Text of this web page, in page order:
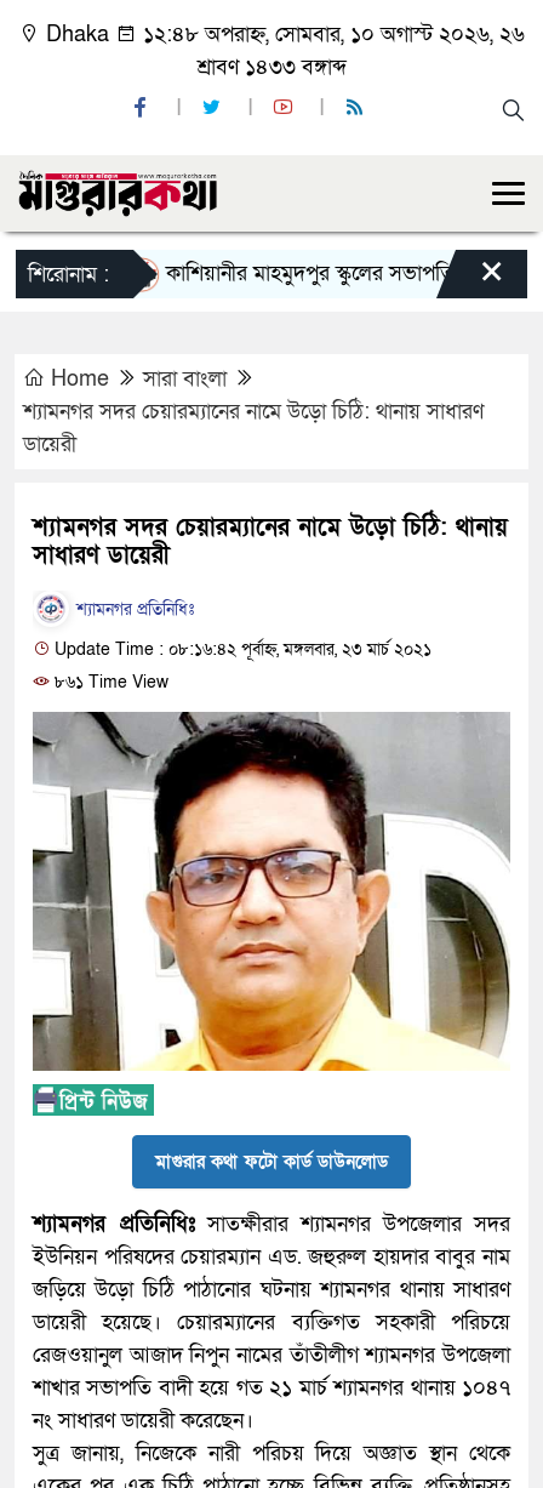
Dhaka
১২:৪৮ অপরাহ্ন, সোমবার, ১০ অগাস্ট ২০২৬, ২৬
শ্রাবণ ১৪৩৩ বঙ্গাব্দ
শিরোনাম : কাশিয়ানীর মাহমুদপুর স্কুলের সভাপতি হলেন গোবিন্দ
×
Home
সারা বাংলা
শ্যামনগর সদর চেয়ারম্যানের নামে উড়ো চিঠি: থানায় সাধারণ
ডায়েরী
শ্যামনগর সদর চেয়ারম্যানের নামে উড়ো চিঠি: থানায়
সাধারণ ডায়েরী
শ্যামনগর প্রতিনিধিঃ
Update Time : ০৮:১৬:৪২ পূর্বাহ্ন, মঙ্গলবার, ২৩ মার্চ ২০২১
৮৬১ Time View
মাগুরার কথা ফটো কার্ড ডাউনলোড
শ্যামনগর প্রতিনিধিঃসাতক্ষীরার শ্যামনগর উপজেলার সদর
ইউনিয়ন পরিষদের চেয়ারম্যান এড. জহুরুল হায়দার বাবুর নাম
জড়িয়ে উড়ো চিঠি পাঠানোর ঘটনায় শ্যামনগর থানায় সাধারণ
ডায়েরী হয়েছে। চেয়ারম্যানের ব্যক্তিগত সহকারী পরিচয়ে
রেজওয়ানুল আজাদ নিপুন নামের তাঁতীলীগ শ্যামনগর উপজেলা
শাখার সভাপতি বাদী হয়ে গত ২১ মার্চ শ্যামনগর থানায় ১০৪৭
নং সাধারণ ডায়েরী করেছেন।
সুত্র জানায়, নিজেকে নারী পরিচয় দিয়ে অজ্ঞাত স্থান থেকে